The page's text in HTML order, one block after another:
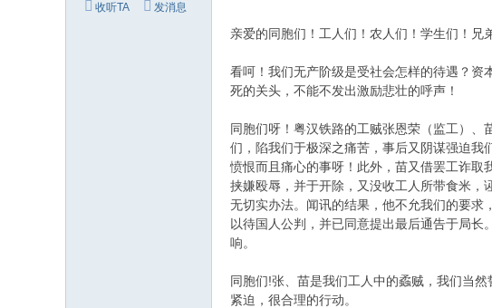
收听TA 发消息
亲爱的同胞们！工人们！农人们！学生们！兄
看呵！我们无产阶级是受社会怎样的待遇？
死的关头，不能不发出激励悲壮的呼声！
同胞们呀！粤汉铁路的工贼张恩荣（监工）
们，陷我们于极深之痛苦，事后又阴谋强迫
愤恨而且痛心的事呀！此外，苗又借罢工诈
挟嫌殴辱，并于开除，又没收工人所带食米
无切实办法。闻讯的结果，他不允我们的要
以待国人公判，并已同意提出最后通告于局
响。
同胞们!张、苗是我们工人中的蟊贼，我们当
紧迫，很合理的行动。